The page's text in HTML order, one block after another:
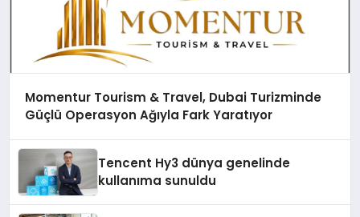
Momentur Tourism & Travel, Dubai Turizminde
Güçlü Operasyon Ağıyla Fark Yaratıyor
Tencent Hy3 dünya genelinde
kullanıma sunuldu